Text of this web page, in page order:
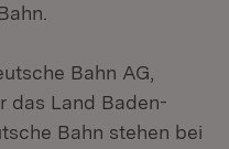
Bahn AG,
das Land Baden-
Bahn stehen bei